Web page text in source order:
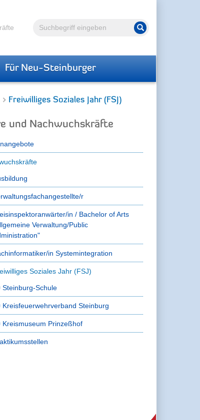
Volltextsuche Suche starten
Für Neu-Steinburger
Freiwilliges Soziales Jahr (FSJ)
und Nachwuchskräfte
r
in / Bachelor of Arts
Verwaltung/Public
in Systemintegration
Soziales Jahr (FSJ)
Steinburg-Schule
Kreisfeuerwehrverband Steinburg
Kreismuseum Prinzeßhof